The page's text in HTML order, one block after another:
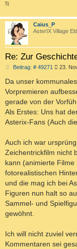
5)
Caius_P
AsterIX Village
Re: Zur
Beitrag: # 49271 B
i
r
a
g
23.
Da unser
Vorpremieren
gerade von der
Als Erstes: Uns hat
Asterix-Fans (Auch
Auch ich war
Zeichentrickfilm nicht
kann (animierte
fotorealistischen
und die mag ich bei
Figuren nun halt so
Sammel- und
gewöhnt.
Ich will nicht zuviel
Kommentaren sei